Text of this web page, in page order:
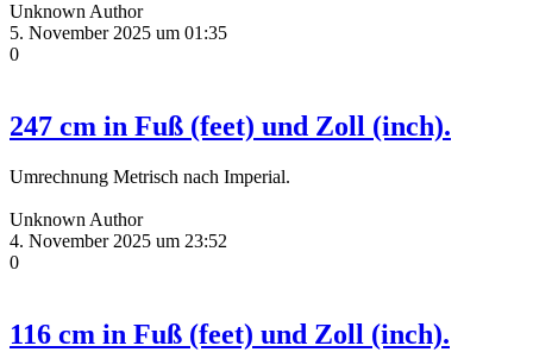
Unknown Author
5. November 2025 um 01:35
0
247 cm in Fuß (feet) und Zoll (inch).
Umrechnung Metrisch nach Imperial.
Unknown Author
4. November 2025 um 23:52
0
116 cm in Fuß (feet) und Zoll (inch).